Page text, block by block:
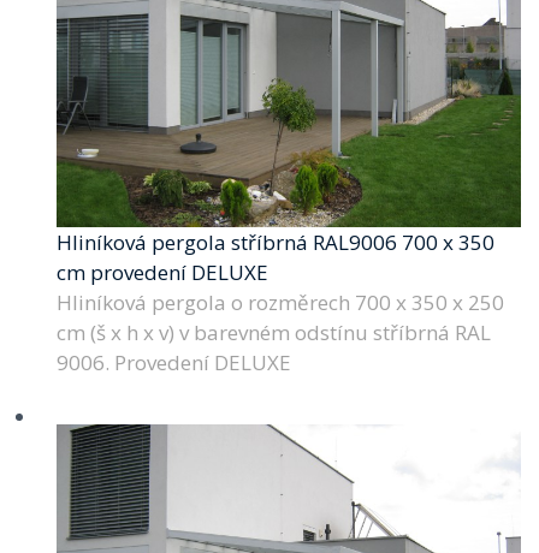
Hliníková pergola stříbrná RAL9006 700 x 350
cm provedení DELUXE
Hliníková pergola o rozměrech 700 x 350 x 250
cm (š x h x v) v barevném odstínu stříbrná RAL
9006. Provedení DELUXE